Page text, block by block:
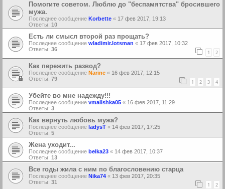
Помогите советом. Люблю до "беспамятства" бросившего
мужа.
Последнее сообщение Korbette « 17 фев 2017, 19:13
Ответы: 10
Есть ли смысл второй раз прощать?
Последнее сообщение wladimir.lotsman « 17 фев 2017, 10:32
Ответы: 36 1 2
Как пережить развод?
Последнее сообщение Narine « 16 фев 2017, 12:15
Ответы: 79 1 2 3 4
Убейте во мне надежду!!!
Последнее сообщение vmalishka05 « 16 фев 2017, 11:29
Ответы: 3
Как вернуть любовь мужа?
Последнее сообщение ladysT « 14 фев 2017, 17:25
Ответы: 5
Жена уходит...
Последнее сообщение belka23 « 14 фев 2017, 10:37
Ответы: 13
Все годы жила с ним по благословению старца
Последнее сообщение Nika74 « 13 фев 2017, 20:35
Ответы: 31 1 2